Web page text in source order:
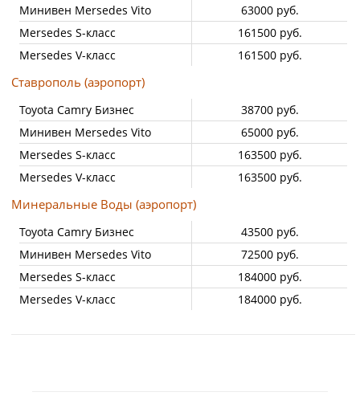
Минивен Mersedes Vito
63000 руб.
Mersedes S-класс
161500 руб.
Mersedes V-класс
161500 руб.
Ставрополь (аэропорт)
Toyota Camry Бизнес
38700 руб.
Минивен Mersedes Vito
65000 руб.
Mersedes S-класс
163500 руб.
Mersedes V-класс
163500 руб.
Минеральные Воды (аэропорт)
Toyota Camry Бизнес
43500 руб.
Минивен Mersedes Vito
72500 руб.
Mersedes S-класс
184000 руб.
Mersedes V-класс
184000 руб.